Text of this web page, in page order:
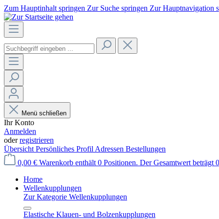
Zum Hauptinhalt springen Zur Suche springen Zur Hauptnavigation
Menü schließen
Ihr Konto
Anmelden
oderregistrieren
Übersicht Persönliches Profil Adressen Bestellungen
0,00 € Warenkorb enthält 0 Positionen. Der Gesamtwert beträgt
Home
Wellenkupplungen
Zur Kategorie Wellenkupplungen
Elastische Klauen- und Bolzenkupplungen